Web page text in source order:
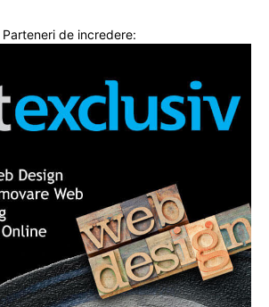
Parteneri de incredere: